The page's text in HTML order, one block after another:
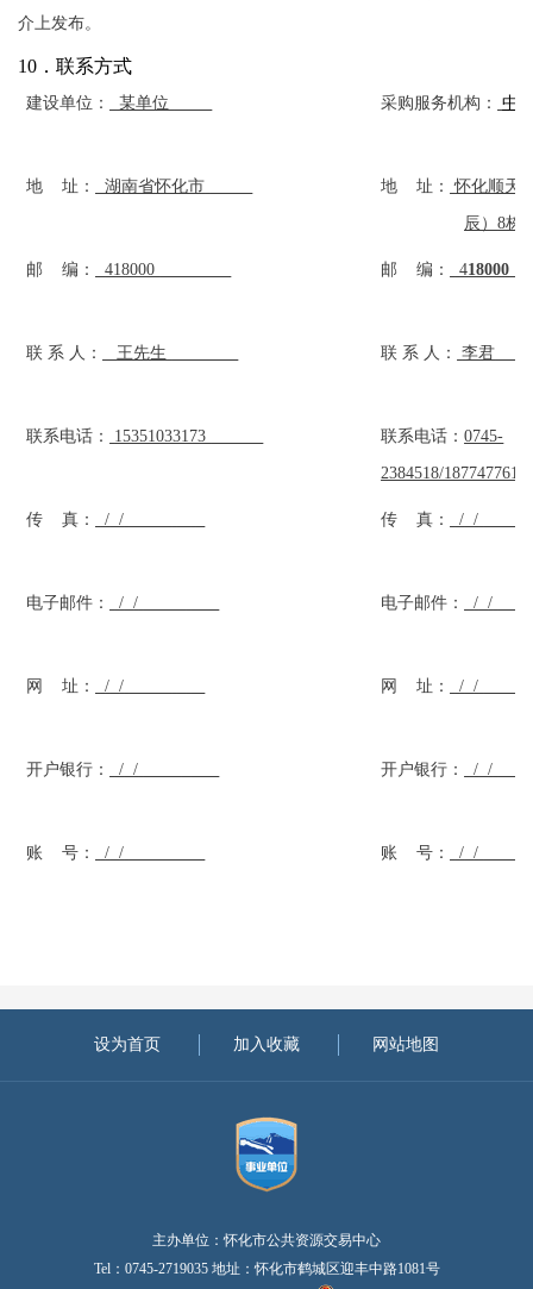
介上发布。
10．联系方式
建设单位： 某单位 采购服务机构： 中
地 址： 湖南省怀化市 地 址： 怀化顺天
辰）8栋
邮 编： 418000 邮 编： 418000
联 系 人： 王先生 联 系 人： 李君
联系电话： 15351033173 联系电话：0745-
2384518/
传 真： / / 传 真： / /
电子邮件： / / 电子邮件： / /
网 址： / / 网 址： / /
开户银行： / / 开户银行： / /
账 号： / / 账 号： / /
设为首页 加入收藏 网站地图
主办单位：怀化市公共资源交易中心
Tel：0745-2719035 地址：怀化市鹤城区迎丰中路1081号